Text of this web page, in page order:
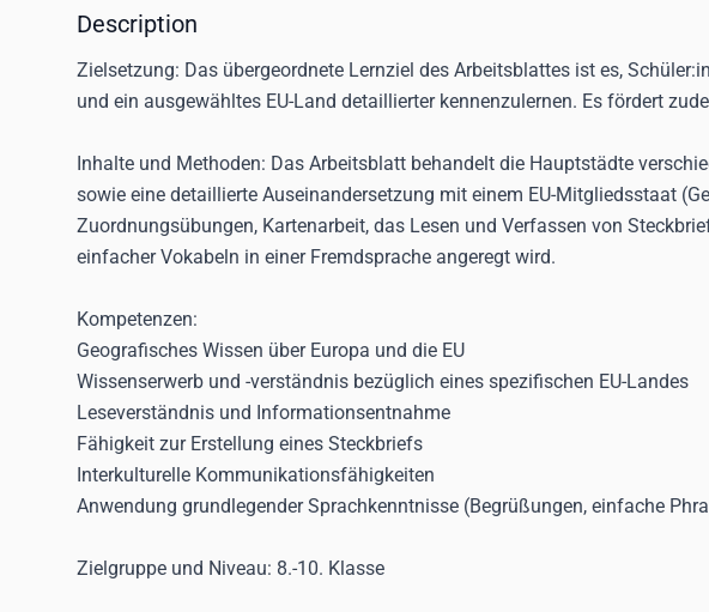
Description
Zielsetzung: Das übergeordnete Lernziel des Arbeitsblattes ist es,
und ein ausgewähltes EU-Land detaillierter kennenzulernen. Es fördert
Inhalte und Methoden: Das Arbeitsblatt behandelt die Hauptstädte
sowie eine detaillierte Auseinandersetzung mit einem EU-Mitgliedsstaat
Zuordnungsübungen, Kartenarbeit, das Lesen und Verfassen von
einfacher Vokabeln in einer Fremdsprache angeregt wird.
Kompetenzen:
Geografisches Wissen über Europa und die EU
Wissenserwerb und -verständnis bezüglich eines spezifischen EU-Landes
Leseverständnis und Informationsentnahme
Fähigkeit zur Erstellung eines Steckbriefs
Interkulturelle Kommunikationsfähigkeiten
Anwendung grundlegender Sprachkenntnisse (Begrüßungen, einfache
Zielgruppe und Niveau: 8.-10. Klasse